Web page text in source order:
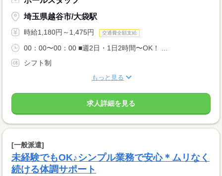
埼玉県越谷市/大袋駅
時給1,180円～1,475円 交通費全額支給
00：00〜00：00 ■週2日・1日2時間〜OK！ ...
シフト制
もっと見る
求人詳細を見る
[一般派遣]
未経験でもOK♪シンプル業務で安心＊ムリなく
続ける体調サポート